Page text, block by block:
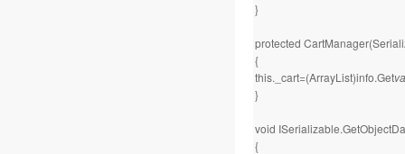
}
protected
{
this._cart=(ArrayList)info.Get
}
void
{